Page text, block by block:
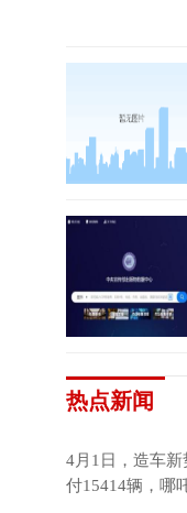
热点新闻
4月1日，造车
付15414辆，哪